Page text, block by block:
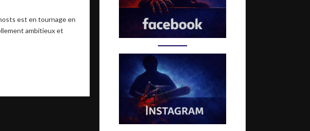
est en tournage en
ambitieux et